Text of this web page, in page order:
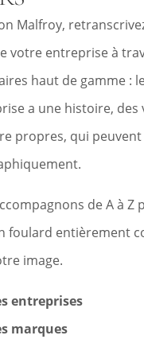
Malfroy,
votre entreprise à
haut de gamme :
a une histoire, des
propres, qui
de A à Z
foulard entièrement
image.
entreprises
marques